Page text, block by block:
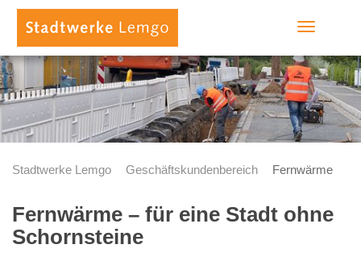
Toggle
Stadtwerke Lemgo Geschäftskundenbereich Fernwärme
Fernwärme – für eine Stadt ohne
Schornsteine